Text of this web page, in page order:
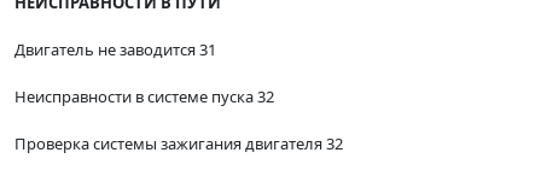
Двигатель не заводится 31
Неисправности в системе пуска 32
Проверка системы зажигания двигателя 32